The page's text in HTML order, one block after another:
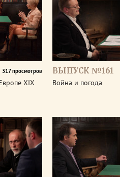
317 просмотров
XIX
ВЫПУСК №161
Война и погода